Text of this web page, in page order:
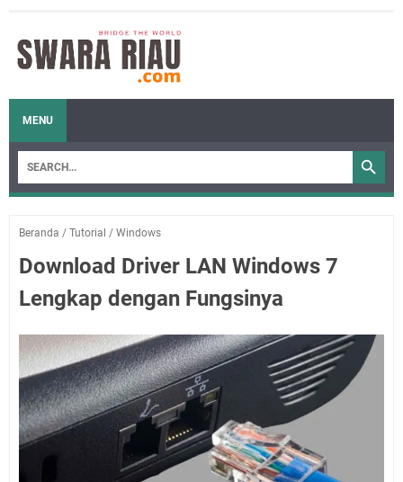
MENU
Beranda / Tutorial / Windows
Download Driver LAN Windows 7
Lengkap dengan Fungsinya